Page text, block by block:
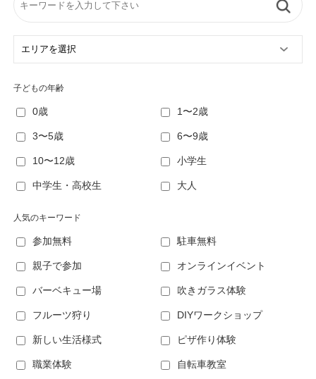
子どもの年齢
0歳 1〜2歳
3〜5歳 6〜9歳
10〜12歳 小学生
中学生・高校生 大人
人気のキーワード
参加無料 駐車無料
親子で参加 オンラインイベント
バーベキュー場 吹きガラス体験
フルーツ狩り DIYワークショップ
新しい生活様式 ピザ作り体験
職業体験 自転車教室